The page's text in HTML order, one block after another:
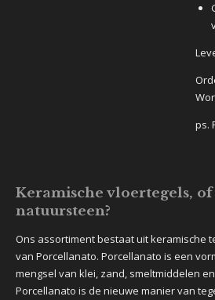
ps.
Keramische vloertegels,
natuursteen?
Ons assortiment bestaat uit keramische
van Porcellanato. Porcellanato is een
mengsel van klei, zand, smeltmiddelen
Porcellanato is de nieuwe manier van